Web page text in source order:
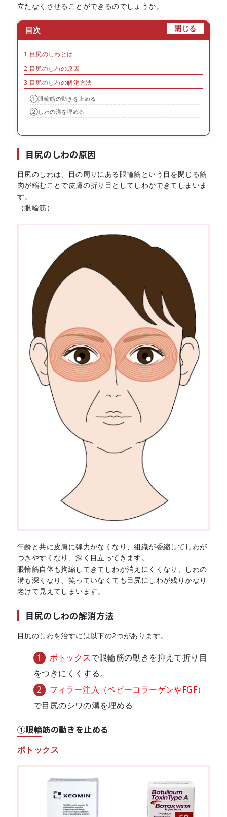
立たなくさせることができるのでしょうか。
目次 [ 閉じる ]
1 目尻のしわとは
2 目尻のしわの原因
3 目尻のしわの解消方法
①眼輪筋の動きを止める
②しわの溝を埋める
目尻のしわの原因
目尻のしわは、目の周りにある眼輪筋という目を閉じる筋
肉が縮むことで皮膚の折り目としてしわができてしまいま
す。
（眼輪筋）
年齢と共に皮膚に弾力がなくなり、組織が委縮してしわが
つきやすくなり、深く目立ってきます。
眼輪筋自体も拘縮してきてしわが消えにくくなり、しわの
溝も深くなり、笑っていなくても目尻にしわが残りかなり
老けて見えてしまいます。
目尻のしわの解消方法
目尻のしわを治すには以下の2つがあります。
ボトックスで眼輪筋の動きを抑えて折り目
をつきにくくする。
フィラー注入（ベビーコラーゲンやFGF）
で目尻のシワの溝を埋める
①眼輪筋の動きを止める
ボトックス